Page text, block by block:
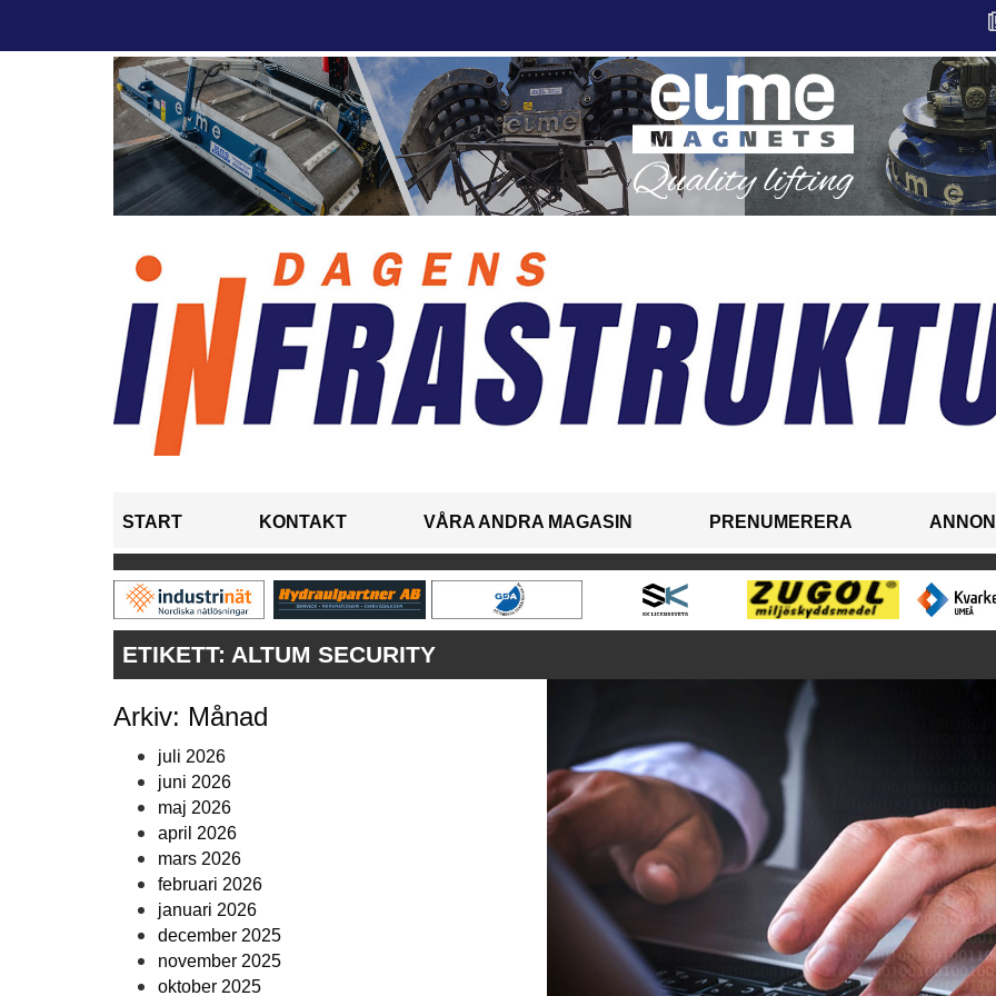
START KONTAKT VÅRA ANDRA MAGASIN PRENUMERERA
ETIKETT: ALTUM SECURITY
Arkiv: Månad
juli 2026
juni 2026
maj 2026
april 2026
mars 2026
februari 2026
januari 2026
december 2025
november 2025
oktober 2025